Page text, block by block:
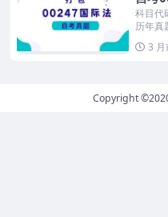
科目代
历年真
3 月
Copyright